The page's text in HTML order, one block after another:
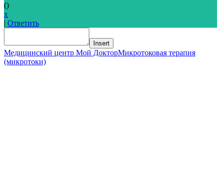
()
x
| Ответить
Insert
Медицинский центр Мой ДокторМикротоковая терапия
(микротоки)